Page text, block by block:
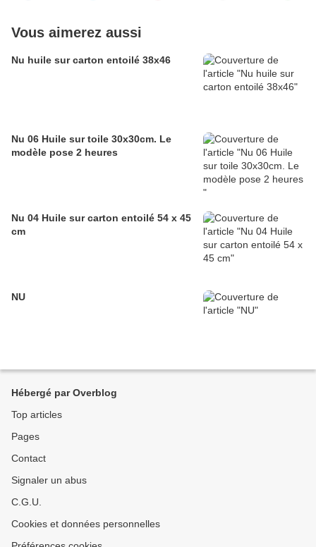
Vous aimerez aussi
Nu huile sur carton entoilé 38x46
Nu 06 Huile sur toile 30x30cm. Le
modèle pose 2 heures
Nu 04 Huile sur carton entoilé 54 x 45
cm
NU
Hébergé par Overblog
Top articles
Pages
Contact
Signaler un abus
C.G.U.
Cookies et données personnelles